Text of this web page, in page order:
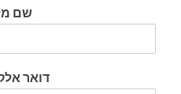
שם
דואר